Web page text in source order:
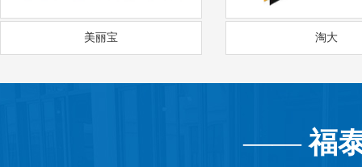
美丽宝 淘大
——福